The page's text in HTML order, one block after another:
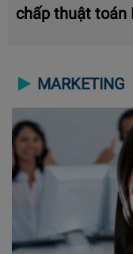
chấp thuật toán
MARKETING